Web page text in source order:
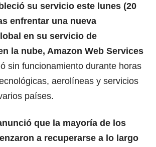
su servicio este lunes (20
enfrentar una nueva
en su servicio de
la nube, Amazon Web Services
sin funcionamiento durante horas
aerolíneas y servicios
países.
que la mayoría de los
a recuperarse a lo largo